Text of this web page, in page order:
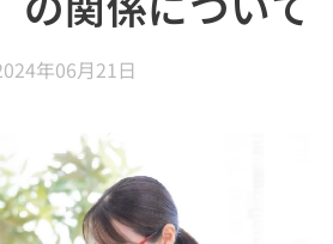
年06月21日